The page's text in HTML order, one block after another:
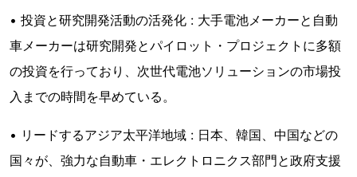
• 投資と研究開発活動の活発化 : 大手電池メーカーと自動
車メーカーは研究開発とパイロット・プロジェクトに多額
の投資を行っており、次世代電池ソリューションの市場投
入までの時間を早めている。
• リードするアジア太平洋地域 : 日本、韓国、中国などの
国々が、強力な自動車・エレクトロニクス部門と政府支援